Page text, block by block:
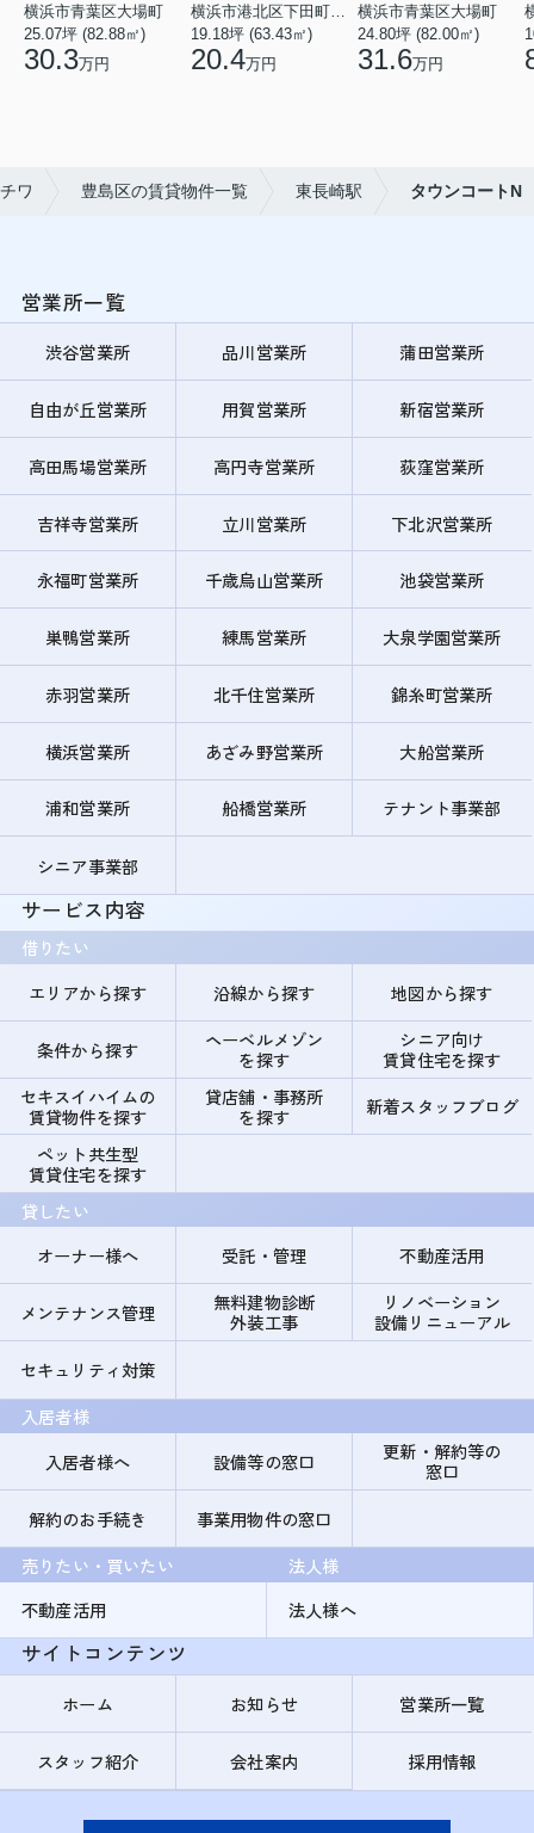
横浜市青葉区大場町
25.07坪 (82.88㎡)
30.3万円
19.18坪 (63.43㎡)
20.4万円
横浜市青葉区大場町
24.80坪 (82.00㎡)
31.6万円
ワ 豊島区の賃貸物件一覧 東長崎駅 タウンコートN
営業所一覧
渋谷営業所 品川営業所 蒲田営業所
自由が丘営業所 用賀営業所 新宿営業所
高田馬場営業所 高円寺営業所 荻窪営業所
吉祥寺営業所 立川営業所 下北沢営業所
永福町営業所 千歳烏山営業所 池袋営業所
巣鴨営業所 練馬営業所 大泉学園営業所
赤羽営業所 北千住営業所 錦糸町営業所
横浜営業所 あざみ野営業所 大船営業所
浦和営業所 船橋営業所 テナント事業部
シニア事業部
サービス内容
借りたい
エリアから探す
沿線から探す 地図から探す
条件から探す
ヘーベルメゾン
を探す
シニア向け
賃貸住宅を探す
セキスイハイムの
賃貸物件を探す
貸店舗・事務所
を探す
新着スタッフブログ
ペット共生型
賃貸住宅を探す
貸したい
オーナー様へ
受託・管理 不動産活用
メンテナンス管理
無料建物診断
外装工事
リノベーション
設備リニューアル
セキュリティ対策
入居者様
入居者様へ
設備等の窓口
更新・解約等の
窓口
解約のお手続き
事業用物件の窓口
売りたい・買いたい
不動産活用
法人様
法人様へ
サイトコンテンツ
ホーム お知らせ 営業所一覧
スタッフ紹介 会社案内 採用情報